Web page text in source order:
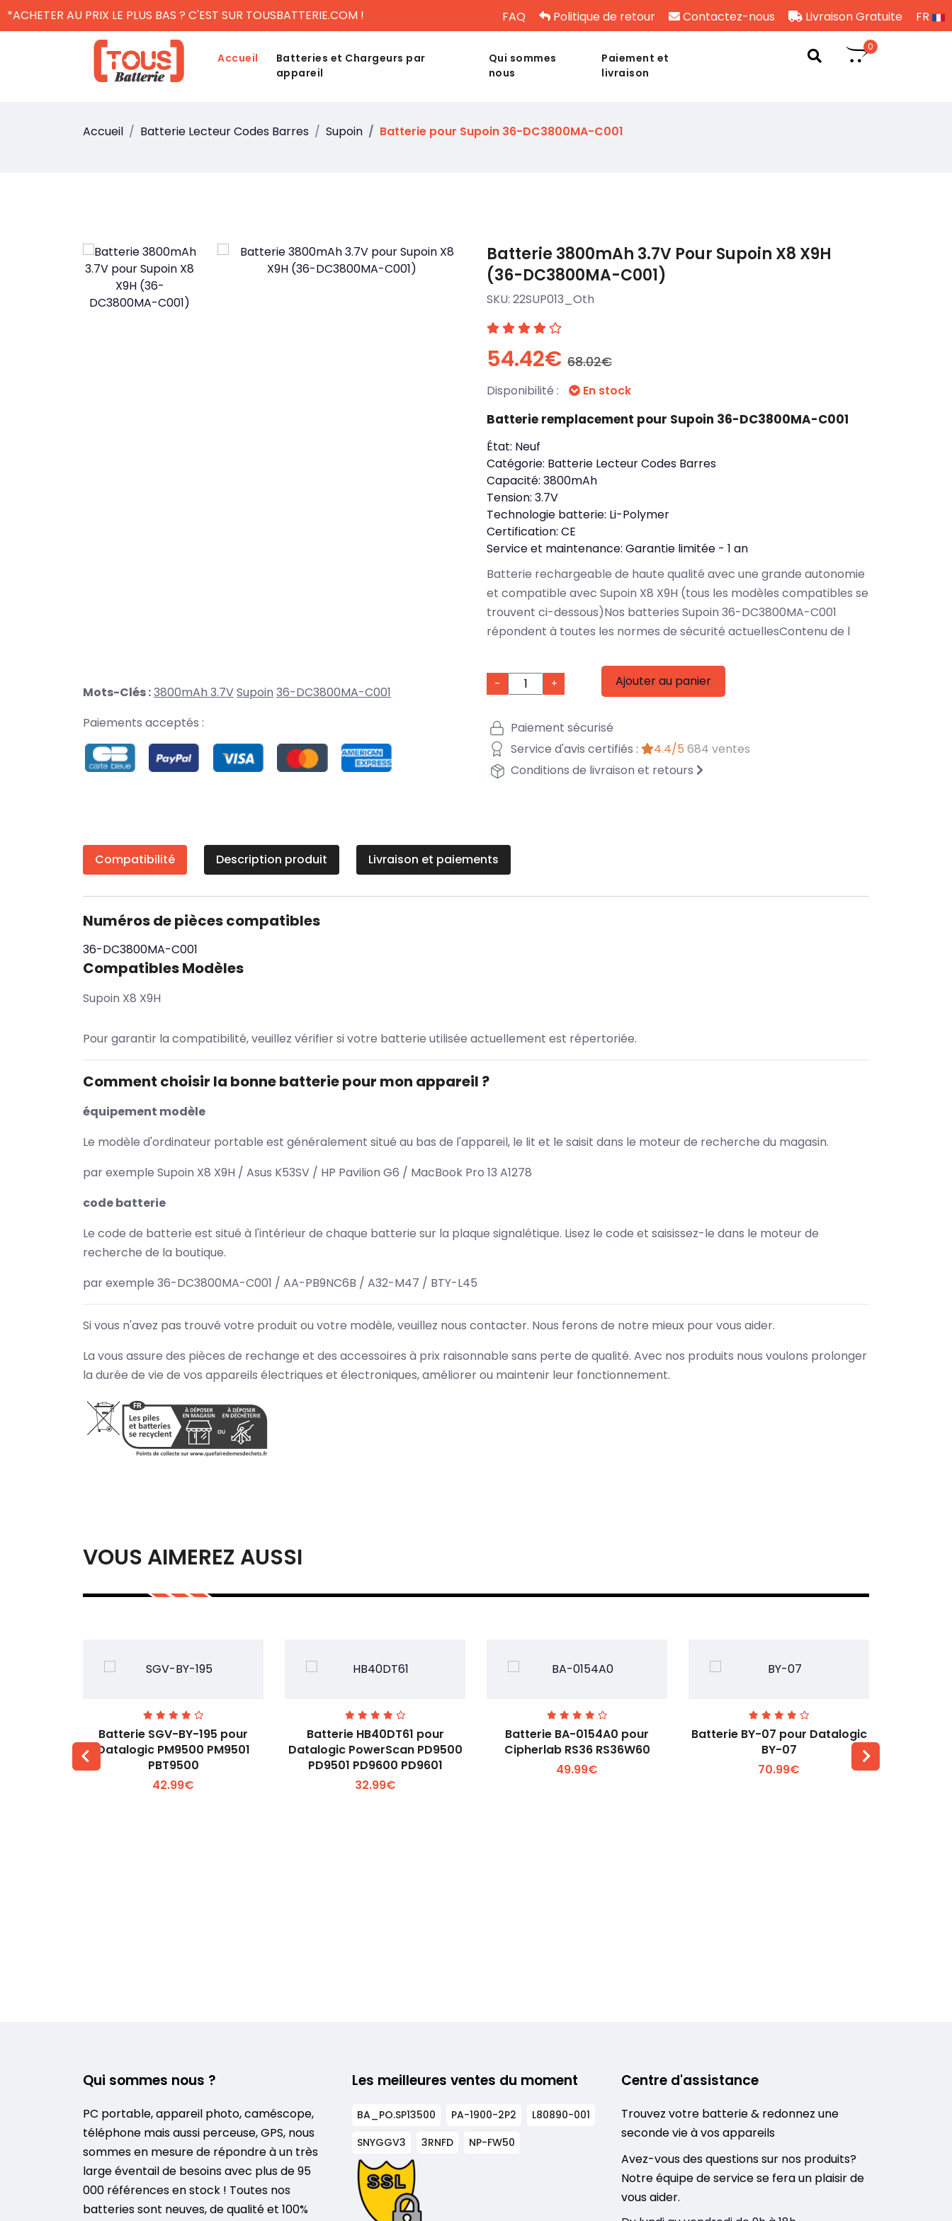
*ACHETER AU PRIX LE PLUS BAS ? C'EST SUR TOUSBATTERIE.COM ! FAQ Politique de retour Contactez-nous Livraison Gratuite FR
Accueil
Batteries et Chargeurs par
appareil
Qui sommes
nous
Paiement et
livraison
0
Accueil Batterie Lecteur Codes Barres Supoin Batterie pour Supoin 36-DC3800MA-C001
Mots-Clés :3800mAh 3.7VSupoin 36-DC3800MA-C001
Paiements acceptés :
Batterie 3800mAh 3.7V Pour Supoin X8 X9H
(36-DC3800MA-C001)
SKU: 22SUP013_Oth
54.42€ 68.02€
Disponibilité : En stock
Batterie remplacement pour Supoin 36-DC3800MA-C001
État: Neuf
Catégorie: Batterie Lecteur Codes Barres
Capacité: 3800mAh
Tension: 3.7V
Technologie batterie: Li-Polymer
Certification: CE
Service et maintenance: Garantie limitée - 1 an
Batterie rechargeable de haute qualité avec une grande autonomie
et compatible avec Supoin X8 X9H (tous les modèles compatibles se
trouvent ci-dessous)Nos batteries Supoin 36-DC3800MA-C001
répondent à toutes les normes de sécurité actuellesContenu de l
- + Ajouter au panier
Paiement sécurisé
Service d'avis certifiés :
4.4/5 684 ventes
Conditions de livraison et retours
Compatibilité Description produit Livraison et paiements
Numéros de pièces compatibles
36-DC3800MA-C001
Compatibles Modèles
Supoin X8 X9H
Pour garantir la compatibilité, veuillez vérifier si votre batterie utilisée actuellement est répertoriée.
Comment choisir la bonne batterie pour mon appareil ?
équipement modèle
Le modèle d'ordinateur portable est généralement situé au bas de l'appareil, le lit et le saisit dans le moteur de recherche du magasin.
par exemple Supoin X8 X9H / Asus K53SV / HP Pavilion G6 / MacBook Pro 13 A1278
code batterie
Le code de batterie est situé à l'intérieur de chaque batterie sur la plaque signalétique. Lisez le code et saisissez-le dans le moteur de
recherche de la boutique.
par exemple 36-DC3800MA-C001 / AA-PB9NC6B / A32-M47 / BTY-L45
Si vous n'avez pas trouvé votre produit ou votre modèle, veuillez nous contacter. Nous ferons de notre mieux pour vous aider.
La vous assure des pièces de rechange et des accessoires à prix raisonnable sans perte de qualité. Avec nos produits nous voulons prolonger
la durée de vie de vos appareils électriques et électroniques, améliorer ou maintenir leur fonctionnement.
VOUS AIMEREZ AUSSI
Voir plus +
Batterie SGV-BY-195 pour
Datalogic PM9500 PM9501
PBT9500
42.99€
Voir plus +
Batterie HB40DT61 pour
Datalogic PowerScan PD9500
PD9501 PD9600 PD9601
32.99€
Voir plus +
Batterie BA-0154A0 pour
Cipherlab RS36 RS36W60
49.99€
Voir plus +
Batterie BY-07 pour Datalogic
BY-07
70.99€
Qui sommes nous ?
PC portable, appareil photo, caméscope,
téléphone mais aussi perceuse, GPS, nous
sommes en mesure de répondre à un très
large éventail de besoins avec plus de 95
000 références en stock ! Toutes nos
batteries sont neuves, de qualité et 100%
Les meilleures ventes du moment
BA_PO.SP13500 PA-1900-2P2
L80890-001
SNYGGV3
3RNFD NP-FW50
Centre d'assistance
Trouvez votre batterie & redonnez une
seconde vie à vos appareils
Avez-vous des questions sur nos produits?
Notre équipe de service se fera un plaisir de
vous aider.